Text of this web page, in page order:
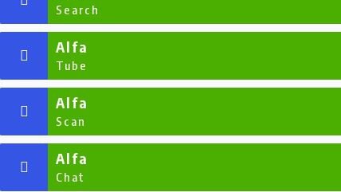
Search
Alfa
Tube
Alfa
Scan
Alfa
Chat